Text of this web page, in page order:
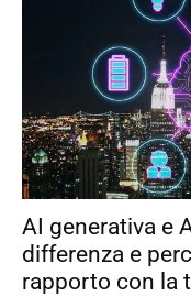
AI generativa e
differenza e
rapporto con la